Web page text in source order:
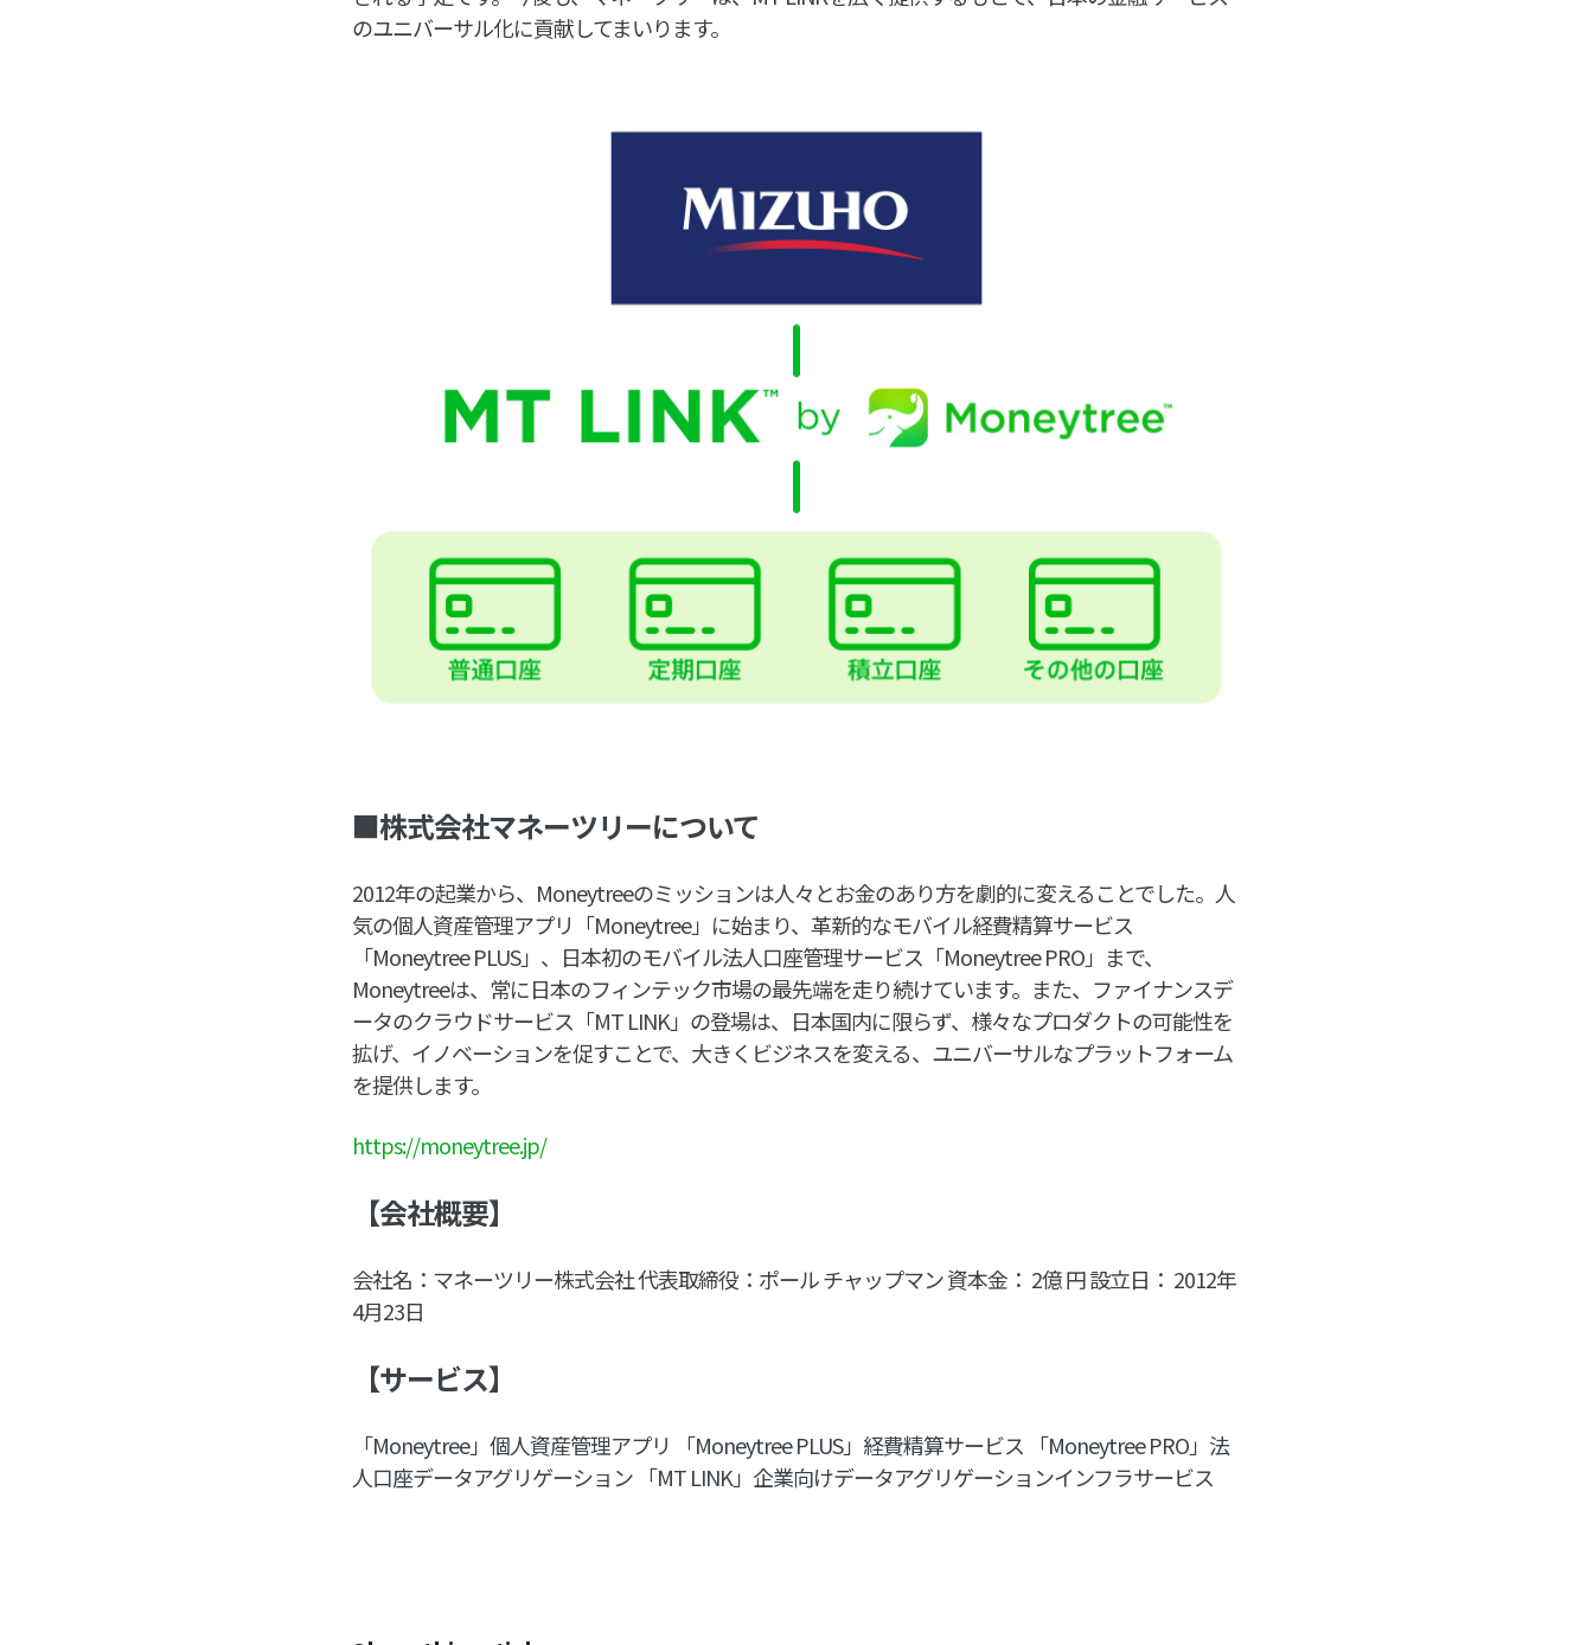
のユニバーサル化に貢献してまいります。
■株式会社マネーツリーについて
2012年の起業から、Moneytreeのミッションは人々とお金のあり方を劇的に変えることでした。人
気の個人資産管理アプリ「Moneytree」に始まり、革新的なモバイル経費精算サービス
「Moneytree PLUS」、日本初のモバイル法人口座管理サービス「Moneytree PRO」まで、
Moneytreeは、常に日本のフィンテック市場の最先端を走り続けています。また、ファイナンスデ
ータのクラウドサービス「MT LINK」の登場は、日本国内に限らず、様々なプロダクトの可能性を
拡げ、イノベーションを促すことで、大きくビジネスを変える、ユニバーサルなプラットフォーム
を提供します。
https://moneytree.jp/
【会社概要】
会社名：マネーツリー株式会社 代表取締役：ポール チャップマン 資本金： 2億 円 設立日： 2012年
4月23日
【サービス】
「Moneytree」個人資産管理アプリ 「Moneytree PLUS」経費精算サービス 「Moneytree PRO」法
人口座データアグリゲーション 「MT LINK」企業向けデータアグリゲーションインフラサービス